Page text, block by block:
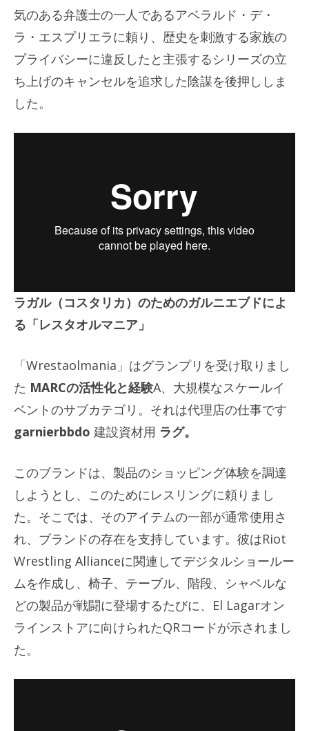
気のある弁護士の一人であるアベラルド・デ・
ラ・エスプリエラに頼り、歴史を刺激する家族の
プライバシーに違反したと主張するシリーズの立
ち上げのキャンセルを追求した陰謀を後押ししま
した。
ラガル（コスタリカ）のためのガルニエブドによ
る「レスタオルマニア」
「Wrestaolmania」はグランプリを受け取りまし
た MARCの活性化と経験A、大規模なスケールイ
ベントのサブカテゴリ。それは代理店の仕事です
garnierbbdo 建設資材用 ラグ。
このブランドは、製品のショッピング体験を調達
しようとし、このためにレスリングに頼りまし
た。そこでは、そのアイテムの一部が通常使用さ
れ、ブランドの存在を支持しています。彼はRiot
Wrestling Allianceに関連してデジタルショールー
ムを作成し、椅子、テーブル、階段、シャベルな
どの製品が戦闘に登場するたびに、El Lagarオン
ラインストアに向けられたQRコードが示されまし
た。